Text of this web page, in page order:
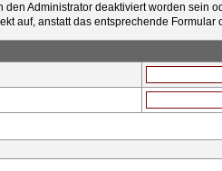
den Administrator deaktiviert worden sein
auf, anstatt das entsprechende